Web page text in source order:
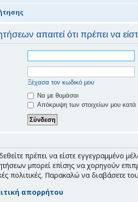
απαιτεί ότι πρέπει να
Ξέχασα τον κωδικό μου
Να με θυμάσαι
Απόκρυψη των στοιχείων μου κατά
πρέπει να είστε εγγεγραμμένο
μπορεί επίσης να χορηγούν
πολιτικές. Παρακαλώ να διαβάσετε
απορρήτου